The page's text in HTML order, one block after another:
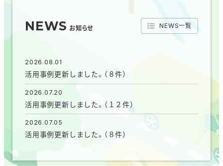
NEWS お知らせ NEWS一覧
2026.08.01
活用事例更新しました。（８件）
2026.07.20
活用事例更新しました。（１２件）
2026.07.05
活用事例更新しました。（８件）